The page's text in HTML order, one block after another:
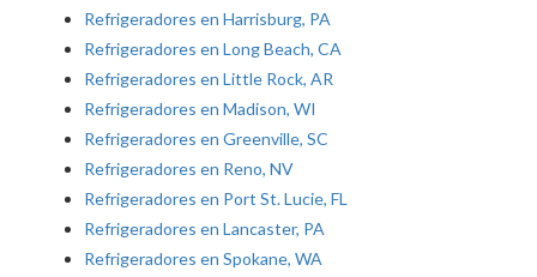
Refrigeradores en Harrisburg, PA
Refrigeradores en Long Beach, CA
Refrigeradores en Little Rock, AR
Refrigeradores en Madison, WI
Refrigeradores en Greenville, SC
Refrigeradores en Reno, NV
Refrigeradores en Port St. Lucie, FL
Refrigeradores en Lancaster, PA
Refrigeradores en Spokane, WA